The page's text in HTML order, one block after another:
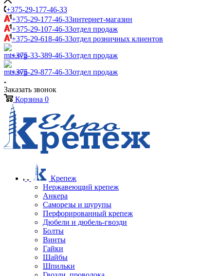
+375-29-177-46-33
+375-29-177-46-33интернет-магазин
+375-29-107-46-33отдел продаж
+375-29-618-46-33отдел розничных клиентов
+375-33-389-46-33отдел продаж
+375-29-877-46-33отдел продаж
Заказать звонок
Корзина 0
Крепеж
Нержавеющий крепеж
Анкера
Саморезы и шурупы
Перфорированный крепеж
Дюбели и дюбель-гвозди
Болты
Винты
Гайки
Шайбы
Шпильки